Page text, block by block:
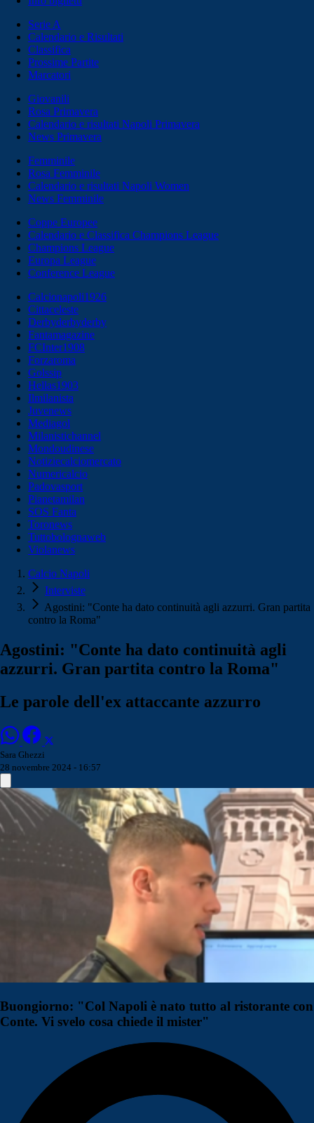
Serie A
Calendario e Risultati
Classifica
Prossime Partite
Marcatori
Giovanili
Rosa Primavera
Calendario e risultati Napoli Primavera
News Primavera
Femminile
Rosa Femminile
Calendario e risultati Napoli Women
News Femminile
Coppe Europee
Calendario e Classifica Champions League
Champions League
Europa League
Conference League
Calcionapoli1926
Cittaceleste
Derbyderbyderby
Fantamagazine
FCInter1908
Forzaroma
Golssip
Hellas1903
Ilmilanista
Juvenews
Mediagol
Milanistichannel
Mondoudinese
Notiziecalciomercato
Numericalcio
Padovasport
Pianetamilan
SOS Fanta
Toronews
Tuttobolognaweb
Violanews
Calcio Napoli
Interviste
Agostini: "Conte ha dato continuità agli azzurri. Gran partita
contro la Roma"
Agostini: "Conte ha dato continuità agli
azzurri. Gran partita contro la Roma"
Le parole dell'ex attaccante azzurro
Sara Ghezzi
28 novembre 2024 - 16:57
Buongiorno: "Col Napoli è nato tutto al ristorante con
Conte. Vi svelo cosa chiede il mister"